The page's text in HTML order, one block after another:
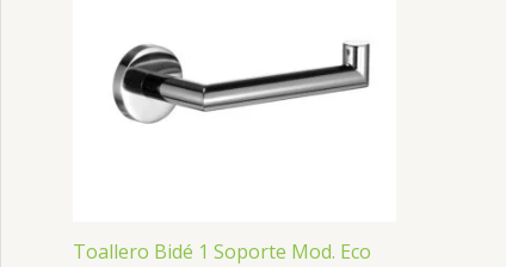
Toallero Bidé 1 Soporte Mod. Eco